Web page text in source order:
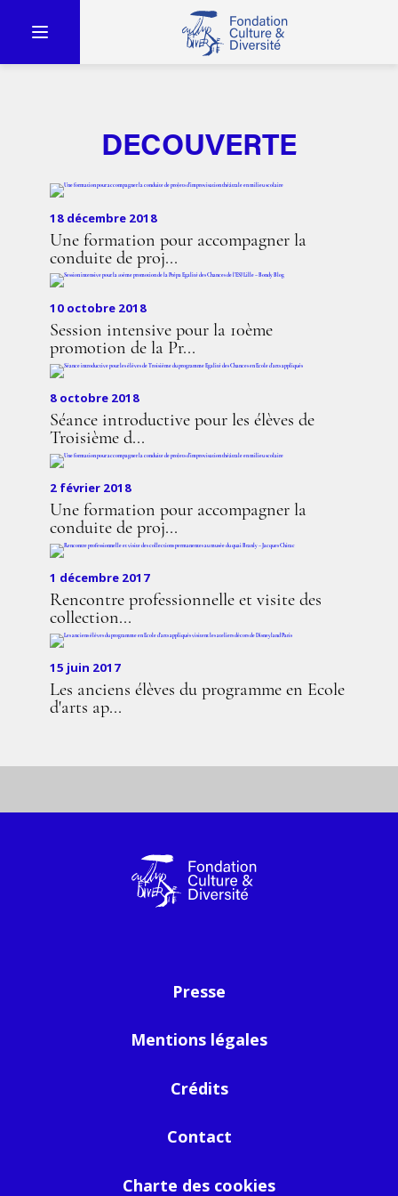
DECOUVERTE
18 décembre 2018
Une formation pour accompagner la
conduite de proj...
10 octobre 2018
Session intensive pour la 10ème
promotion de la Pr...
8 octobre 2018
Séance introductive pour les élèves de
Troisième d...
2 février 2018
Une formation pour accompagner la
conduite de proj...
1 décembre 2017
Rencontre professionnelle et visite des
collection...
15 juin 2017
Les anciens élèves du programme en Ecole
d'arts ap...
Presse
Mentions légales
Crédits
Contact
Charte des cookies